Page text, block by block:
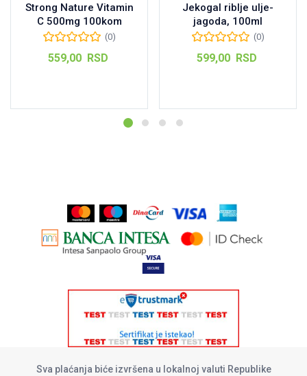
Strong Nature Vitamin
C 500mg 100kom
(0)
559,00 RSD
Jekogal riblje ulje-
jagoda, 100ml
(0)
599,00 RSD
Sva plaćanja biće izvršena u lokalnoj valuti Republike